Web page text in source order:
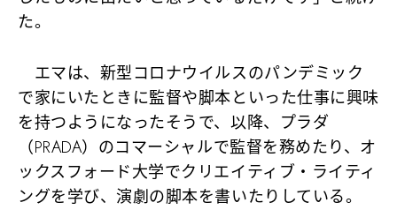
た。
エマは、新型コロナウイルスのパンデミック
で家にいたときに監督や脚本といった仕事に興味
を持つようになったそうで、以降、プラダ
（PRADA）のコマーシャルで監督を務めたり、オ
ックスフォード大学でクリエイティブ・ライティ
ングを学び、演劇の脚本を書いたりしている。